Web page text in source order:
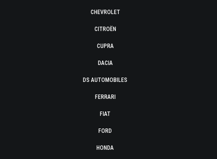
CHEVROLET
CITROËN
CUPRA
DACIA
DS AUTOMOBILES
FERRARI
FIAT
FORD
HONDA